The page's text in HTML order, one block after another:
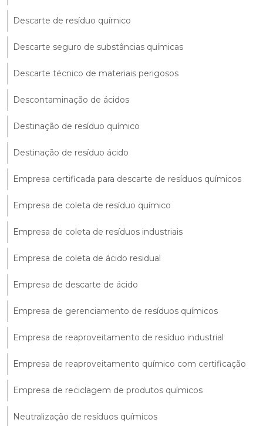
Descarte de resíduo químico
Descarte seguro de substâncias químicas
Descarte técnico de materiais perigosos
Descontaminação de ácidos
Destinação de resíduo químico
Destinação de resíduo ácido
Empresa certificada para descarte de resíduos químicos
Empresa de coleta de resíduo químico
Empresa de coleta de resíduos industriais
Empresa de coleta de ácido residual
Empresa de descarte de ácido
Empresa de gerenciamento de resíduos químicos
Empresa de reaproveitamento de resíduo industrial
Empresa de reaproveitamento químico com certificação
Empresa de reciclagem de produtos químicos
Neutralização de resíduos químicos